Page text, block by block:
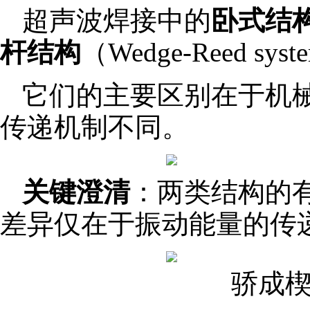
超声波焊接中的 卧式结
杆结构 （Wedge-Reed
它们的主要区别在于机
传递机制不同。
关键澄清：两类结构的
差异仅在于振动能量的传
骄成